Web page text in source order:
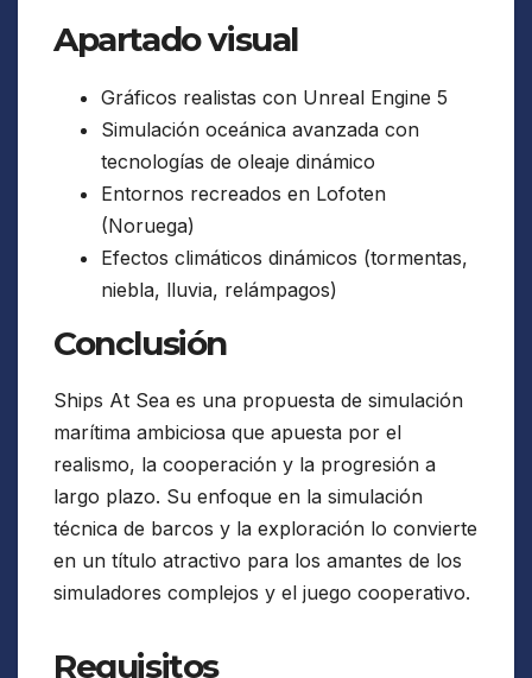
Apartado visual
Gráficos realistas con Unreal Engine 5
Simulación oceánica avanzada con
tecnologías de oleaje dinámico
Entornos recreados en Lofoten
(Noruega)
Efectos climáticos dinámicos (tormentas,
niebla, lluvia, relámpagos)
Conclusión
Ships At Sea es una propuesta de simulación
marítima ambiciosa que apuesta por el
realismo, la cooperación y la progresión a
largo plazo. Su enfoque en la simulación
técnica de barcos y la exploración lo convierte
en un título atractivo para los amantes de los
simuladores complejos y el juego cooperativo.
Requisitos